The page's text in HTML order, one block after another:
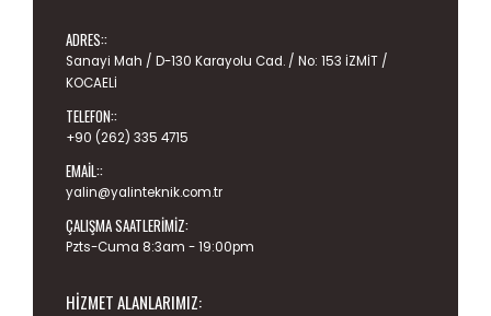
ADRES::
Sanayi Mah / D-130 Karayolu Cad. / No: 153 İZMİT /
KOCAELİ
TELEFON::
+90 (262) 335 4715
EMAIL::
yalin@yalinteknik.com.tr
ÇALIŞMA SAATLERIMIZ:
Pzts-Cuma 8:3am - 19:00pm
HIZMET ALANLARIMIZ: